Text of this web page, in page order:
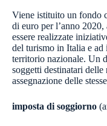
Viene istituito un fondo
di euro per l’anno
essere realizzate
del turismo in Italia e
territorio nazionale. Un
soggetti destinatari
assegnazione delle
imposta di soggiorno